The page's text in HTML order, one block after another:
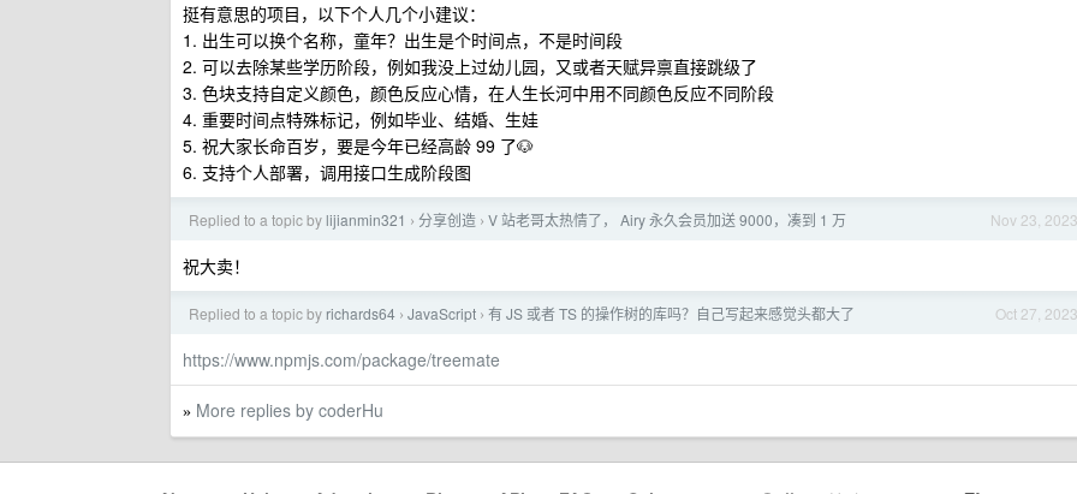
挺有意思的项目，以下个人几个小建议：
1. 出生可以换个名称，童年？出生是个时间点，不是时间段
2. 可以去除某些学历阶段，例如我没上过幼儿园，又或者天赋异禀直接跳级了
3. 色块支持自定义颜色，颜色反应心情，在人生长河中用不同颜色反应不同阶段
4. 重要时间点特殊标记，例如毕业、结婚、生娃
5. 祝大家长命百岁，要是今年已经高龄 99 了🐶
6. 支持个人部署，调用接口生成阶段图
Nov 23, 2023
Replied to a topic by lijianmin321 › 分享创造 › V 站老哥太热情了， Airy 永久会员加送 9000，凑到 1 万
祝大卖！
Oct 27, 2023
Replied to a topic by richards64 › JavaScript › 有 JS 或者 TS 的操作树的库吗？自己写起来感觉头都大了
https://www.npmjs.com/package/treemate
» More replies by coderHu